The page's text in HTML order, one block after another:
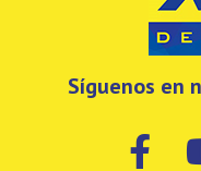
Síguenos en